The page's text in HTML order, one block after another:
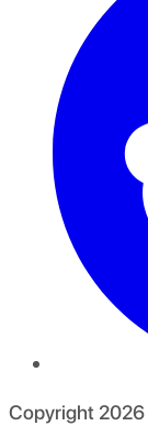
Copyright 2026